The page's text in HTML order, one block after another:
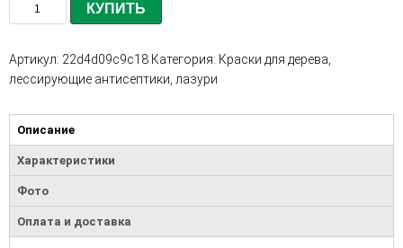
КУПИТЬ
Артикул: 22d4d09c9c18 Категория: Краски для дерева,
лессирующие антисептики, лазури
Описание
Характеристики
Фото
Оплата и доставка